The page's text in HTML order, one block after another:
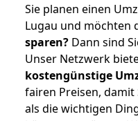
Sie planen einen
Lugau und möchten
sparen? Dann sind
Unser Netzwerk
kostengünstige
fairen Preisen, damit
als die wichtigen